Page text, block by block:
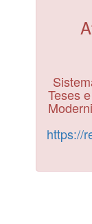
Teses
https://